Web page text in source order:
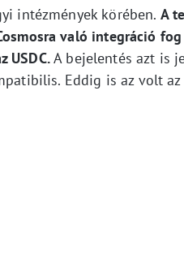
intézmények körében. A
való integráció
USDC.A bejelentés azt is
Eddig is az volt